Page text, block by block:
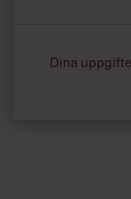
Dina